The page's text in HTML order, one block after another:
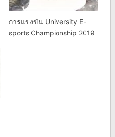
การแข่งขัน University E-
sports Championship 2019